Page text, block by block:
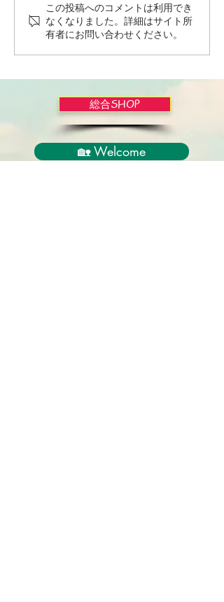
Wordだけで作っちゃおう
～★みことば職人るちゃ
ん('◇')ゞ
この投稿へのコメントは利用でき
なくなりました。詳細はサイト所
有者にお問い合わせください。
総合SHOP
🏡 Welcome